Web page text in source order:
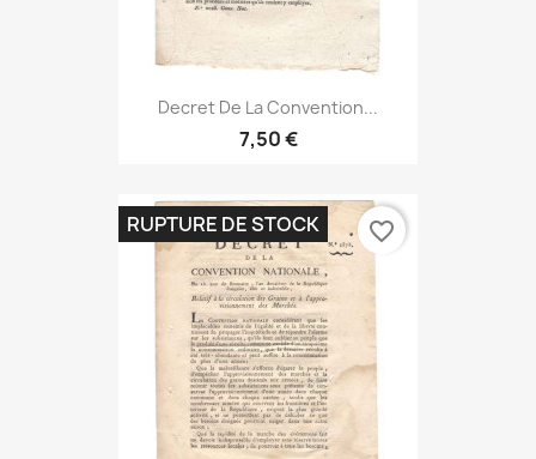
Decret De La Convention...
7,50 €
RUPTURE DE STOCK favorite_border